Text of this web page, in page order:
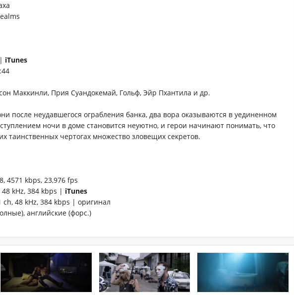
| iTunes
Маккинли, Прия Суандокемай, Гольф, Эйр Пхантила и др.
после неудавшегося ограбления банка, два вора оказываются в уединенном
ночи в доме становится неуютно, и герои начинают понимать, что
таинственных чертогах множество зловещих секретов.
4571 kbps, 23,976 fps
48 kHz, 384 kbps | iTunes
ch, 48 kHz, 384 kbps | оригинал
английские (форс.)